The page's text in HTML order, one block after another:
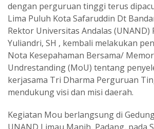
dengan perguruan tinggi terus
Lima Puluh Kota Safaruddin Dt
Rektor Universitas Andalas (UNAND)
Yuliandri, SH , kembali melakukan
Nota Kesepahaman Bersama/
Undrestanding (MoU) tentang
kerjasama Tri Dharma Perguruan
mendukung visi dan misi daerah.
Kegiatan Mou berlangsung di